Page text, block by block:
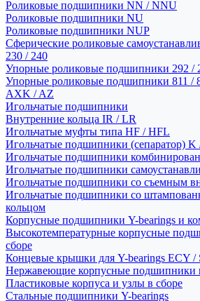
Роликовые подшипники NN / NNU
Роликовые подшипники NU
Роликовые подшипники NUP
Сферические роликовые
230 / 240
Упорные роликовые подшипники 292 /
Упорные роликовые подшипники 811 /
AXK / AZ
Игольчатые подшипники
Внутренние кольца IR / LR
Игольчатые муфты типа HF / HFL
Игольчатые подшипники (сепаратор)
Игольчатые подшипники
Игольчатые подшипники
Игольчатые подшипники со съемным
Игольчатые подшипники со
кольцом
Корпусные подшипники Y-bearings и
Высокотемпературные корпусные
сборе
Концевые крышки для Y-bearings ECY /
Нержавеющие корпусные подшипники
Пластиковые корпуса и узлы в сборе
Стальные подшипники Y-bearings